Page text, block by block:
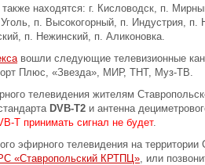
также находятся: г. Кисловодск, п.
п. Высокогорный, п. Индустрия, п.
п. Нежинский, п. Аликоновка.
вошли следующие телевизионные
Плюс, «Звезда», МИР, ТНТ, Муз-ТВ.
телевидения жителям
DVB-T2 и антенна
T принимать сигнал не будет.
эфирного телевидения на территории
«Ставропольский КРТПЦ», или